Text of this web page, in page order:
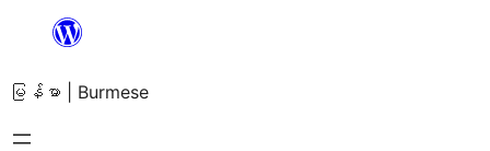
အကြောင်းအရာ
ကျော်သွား
ရန်
မြန်မာ | Burmese